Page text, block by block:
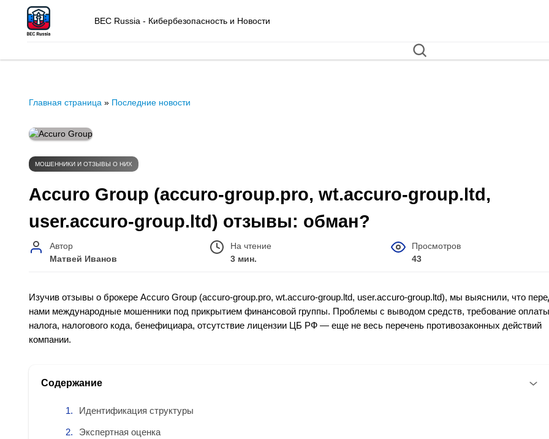
BEC Russia - Кибербезопасность и Новости
Главная страница » Последние новости
МОШЕННИКИ И ОТЗЫВЫ О НИХ
Accuro Group (accuro-group.pro, wt.accuro-group.ltd,
user.accuro-group.ltd) отзывы: обман?
Автор
Матвей Иванов
На чтение
3 мин.
Просмотров
43
Изучив отзывы о брокере Accuro Group (accuro-group.pro, wt.accuro-group.ltd, user.accuro-group.ltd), мы выяснили, что
нами международные мошенники под прикрытием финансовой группы. Проблемы с выводом средств, требование оплаты
налога, налогового кода, бенефициара, отсутствие лицензии ЦБ РФ — еще не весь перечень противозаконных действий
компании.
Содержание
Идентификация структуры
Экспертная оценка